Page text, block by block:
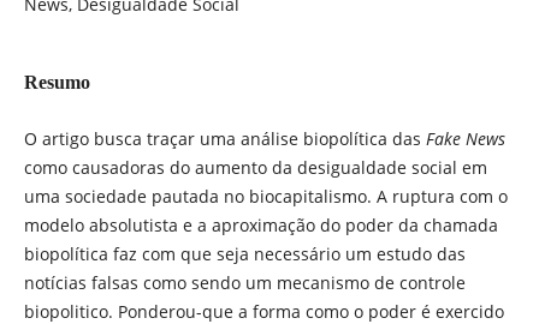
Resumo
O artigo busca traçar uma análise biopolítica das Fake News
como causadoras do aumento da desigualdade social em
uma sociedade pautada no biocapitalismo. A ruptura com o
modelo absolutista e a aproximação do poder da chamada
biopolítica faz com que seja necessário um estudo das
notícias falsas como sendo um mecanismo de controle
biopolitico. Ponderou-que a forma como o poder é exercido